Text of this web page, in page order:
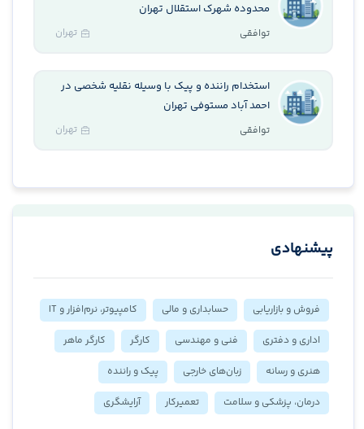
محدوده شهرک استقلال تهران
توافقی تهران
استخدام راننده و پیک با وسیله نقلیه شخصی در
احمد آباد مستوفی تهران
توافقی تهران
پیشنهادی
فروش و بازاریابی حسابداری و مالی
کامپیوتر، نرم‌افزار و IT
اداری و دفتری
فنی و مهندسی کارگر
کارگر ماهر
هنری و رسانه
زبان‌های خارجی
پیک و راننده
درمان، پزشکی و سلامت
تعمیرکار آرایشگری